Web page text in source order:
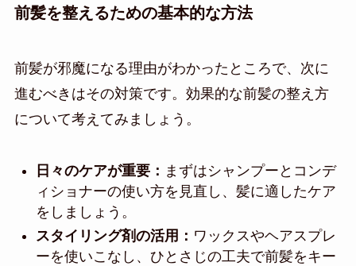
前髪を整えるための基本的な方法
前髪が邪魔になる理由がわかったところで、次に
進むべきはその対策です。効果的な前髪の整え方
について考えてみましょう。
日々のケアが重要： まずはシャンプーとコンデ
ィショナーの使い方を見直し、髪に適したケア
をしましょう。
スタイリング剤の活用： ワックスやヘアスプレ
ーを使いこなし、ひとさじの工夫で前髪をキー